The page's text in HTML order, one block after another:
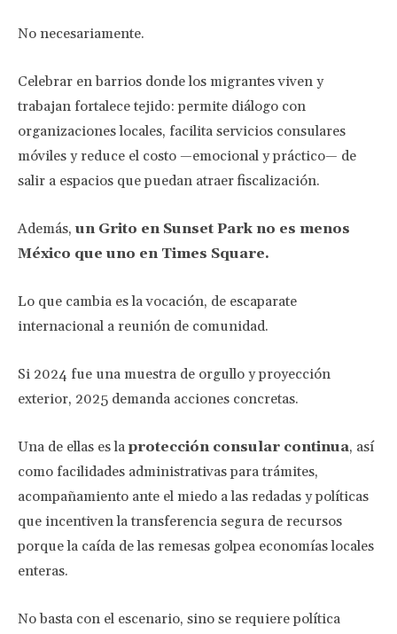
No necesariamente.
Celebrar en barrios donde los migrantes viven y
trabajan fortalece tejido: permite diálogo con
organizaciones locales, facilita servicios consulares
móviles y reduce el costo —emocional y práctico— de
salir a espacios que puedan atraer fiscalización.
Además, un Grito en Sunset Park no es menos
México que uno en Times Square.
Lo que cambia es la vocación, de escaparate
internacional a reunión de comunidad.
Si 2024 fue una muestra de orgullo y proyección
exterior, 2025 demanda acciones concretas.
Una de ellas es laprotección consular continua, así
como facilidades administrativas para trámites,
acompañamiento ante el miedo a las redadas y políticas
que incentiven la transferencia segura de recursos
porque la caída de las remesas golpea economías locales
enteras.
No basta con el escenario, sino se requiere política